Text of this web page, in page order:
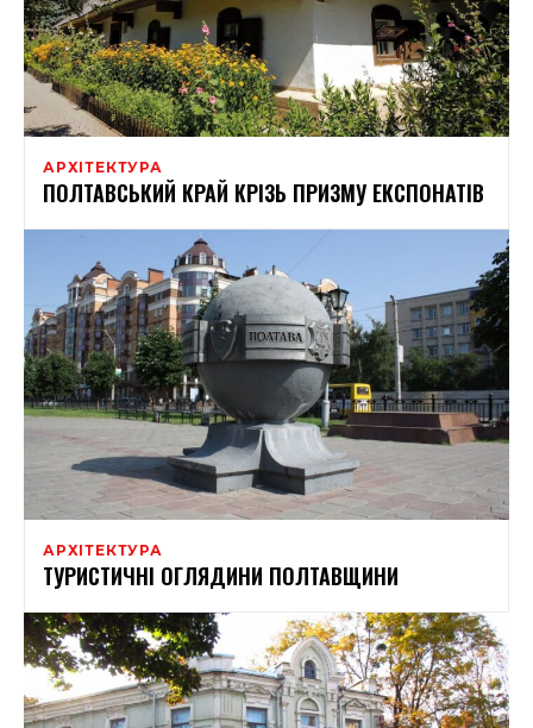
АРХІТЕКТУРА
ПОЛТАВСЬКИЙ КРАЙ КРІЗЬ ПРИЗМУ ЕКСПОНАТІВ
АРХІТЕКТУРА
ТУРИСТИЧНІ ОГЛЯДИНИ ПОЛТАВЩИНИ